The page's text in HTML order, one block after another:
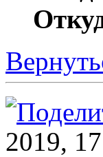
2019,